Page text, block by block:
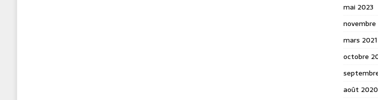
mai 2023
novembre
mars 2021
octobre
août 2020